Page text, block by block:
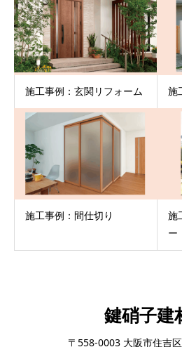
施工事例：玄関リフォーム 施
施工事例：間仕切り
施
ー
鍵硝子建
〒558-0003 大阪市住吉